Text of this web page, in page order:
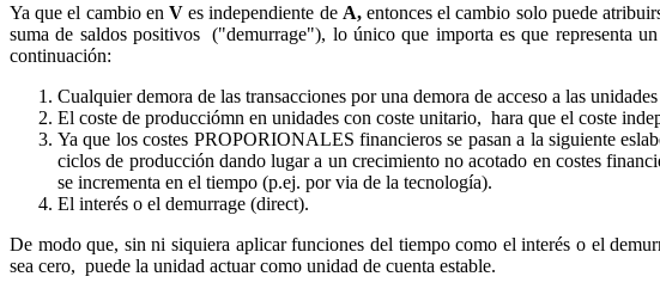
Ya que el cambio en Ves independiente de A, entonces el cambio solo puede
suma de saldos positivos ("demurrage"), lo único que importa es que representa
continuación:
Cualquier demora de las transacciones por una demora de acceso a las
El coste de producciómn en unidades con coste unitario, hara que el coste
Ya que los costes PROPORIONALES financieros se pasan a la siguiente
ciclos de producción dando lugar a un crecimiento no acotado en costes
se incrementa en el tiempo (p.ej. por via de la tecnología).
El interés o el demurrage (direct).
De modo que, sin ni siquiera aplicar funciones del tiempo como el interés o el
sea cero, puede la unidad actuar como unidad de cuenta estable.